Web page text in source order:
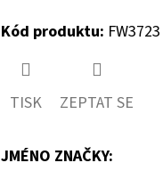
Kód produktu: FW3723
TISK ZEPTAT SE
JMÉNO ZNAČKY: